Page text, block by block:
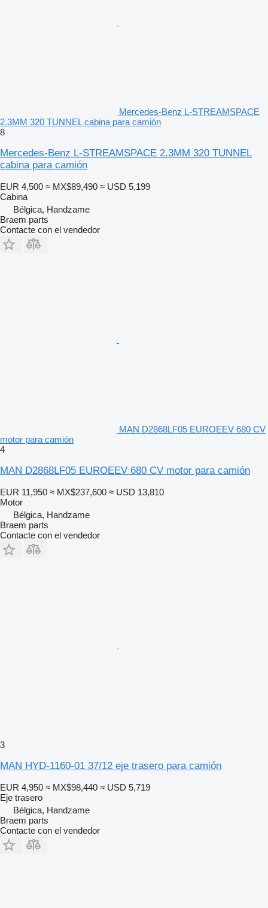
Mercedes-Benz L-STREAMSPACE
2.3MM 320 TUNNEL cabina para camión
8
Mercedes-Benz L-STREAMSPACE 2.3MM 320 TUNNEL
cabina para camión
EUR 4,500 ≈ MX$89,490 ≈ USD 5,199
Cabina
Bélgica, Handzame
Braem parts
Contacte con el vendedor
MAN D2868LF05 EUROEEV 680 CV
motor para camión
4
MAN D2868LF05 EUROEEV 680 CV motor para camión
EUR 11,950 ≈ MX$237,600 ≈ USD 13,810
Motor
Bélgica, Handzame
Braem parts
Contacte con el vendedor
3
MAN HYD-1160-01 37/12 eje trasero para camión
EUR 4,950 ≈ MX$98,440 ≈ USD 5,719
Eje trasero
Bélgica, Handzame
Braem parts
Contacte con el vendedor